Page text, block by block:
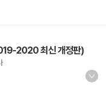
2020 최신 개정판)